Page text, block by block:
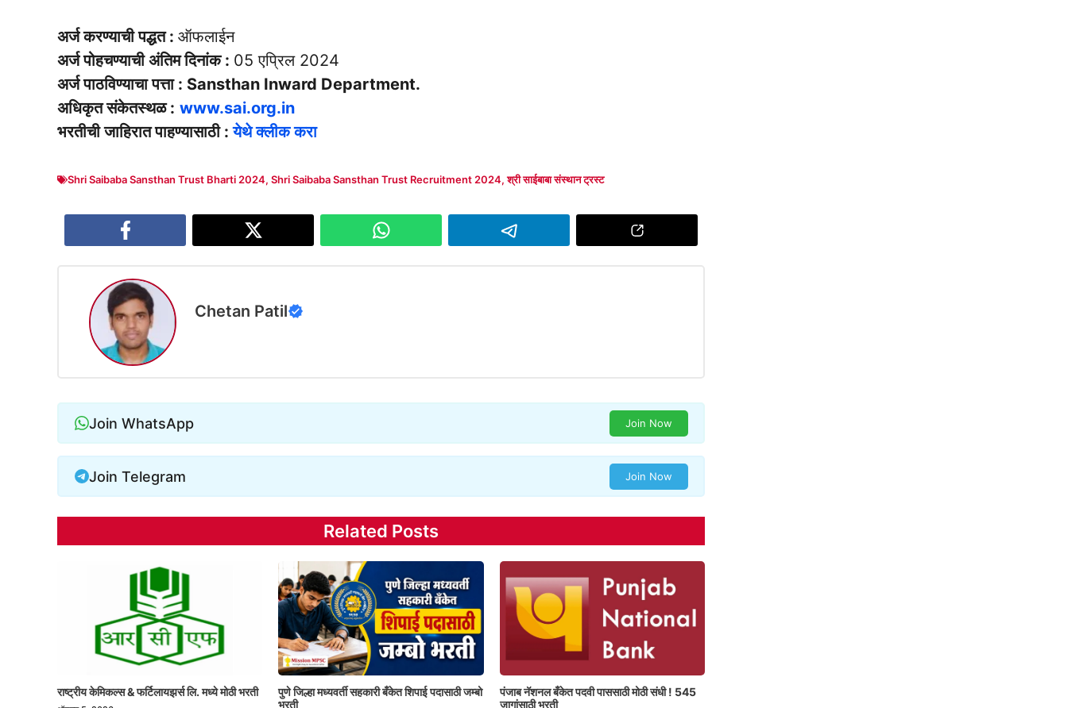
अर्ज करण्याची पद्धत : ऑफलाईन
अर्ज पोहचण्याची अंतिम दिनांक : 05 एप्रिल 2024
अर्ज पाठविण्याचा पत्ता : Sansthan Inward Department.
अधिकृत संकेतस्थळ : www.sai.org.in
भरतीची जाहिरात पाहण्यासाठी :येथे क्लीक करा
Shri Saibaba Sansthan Trust Bharti 2024, Shri Saibaba Sansthan Trust Recruitment 2024,श्री साईबाबा संस्थान ट्रस्ट
Chetan Patil
Join WhatsApp Join Now
Join Telegram Join Now
Related Posts
राष्ट्रीय केमिकल्स & फर्टिलायझर्स लि. मध्ये मोठी भरती
पुणे जिल्हा मध्यवर्ती सहकारी बँकेत शिपाई पदासाठी जम्बो
भरती
पंजाब नॅशनल बँकेत पदवी पाससाठी मोठी संधी ! 545
जागांसाठी भरती